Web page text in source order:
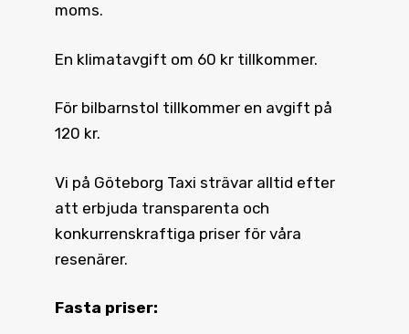
moms.
En klimatavgift om 60 kr tillkommer.
För bilbarnstol tillkommer en avgift på
120 kr.
Vi på Göteborg Taxi strävar alltid efter
att erbjuda transparenta och
konkurrenskraftiga priser för våra
resenärer.
Fasta priser: